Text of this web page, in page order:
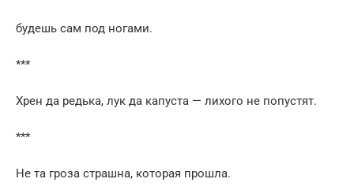
будешь сам под ногами.
***
Хрен да редька, лук да капуста — лихого не попустят.
***
Не та гроза страшна, которая прошла.